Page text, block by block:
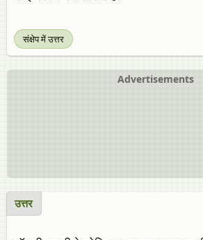
संक्षेप में उत्तर
Advertisements
उत्तर